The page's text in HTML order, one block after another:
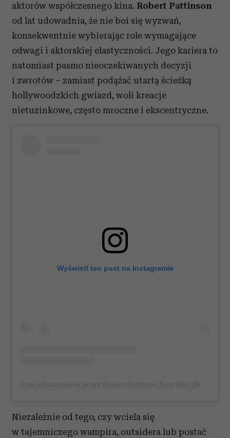
aktorów współczesnego kina. Robert Pattinson
od lat udowadnia, że nie boi się wyzwań,
konsekwentnie wybierając role wymagające
odwagi i aktorskiej elastyczności. Jego kariera to
natomiast pasmo nieoczekiwanych decyzji
i zwrotów – zamiast podążać utartą ścieżką
hollywoodzkich gwiazd, woli kreacje
nietuzinkowe, często mroczne i ekscentryczne.
Wyświetl ten post na Instagramie
Niezależnie od tego, czy wciela się
w tajemniczego wampira, outsidera lub postać